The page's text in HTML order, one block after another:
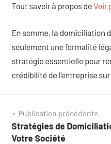
Tout savoir à propos de Voir
En somme, la domiciliation
seulement une formalité
stratégie essentielle pour
crédibilité de l’entreprise
Navigation
de
Publication précédente
Stratégies de
Votre Société